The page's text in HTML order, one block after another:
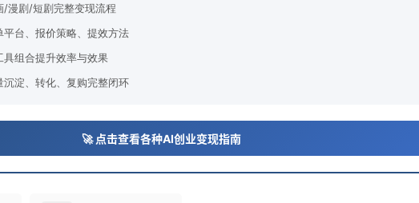
/漫剧/短剧完整变现流程
平台、报价策略、提效方法
具组合提升效率与效果
沉淀、转化、复购完整闭环
🚀 点击查看各种AI创业变现指南